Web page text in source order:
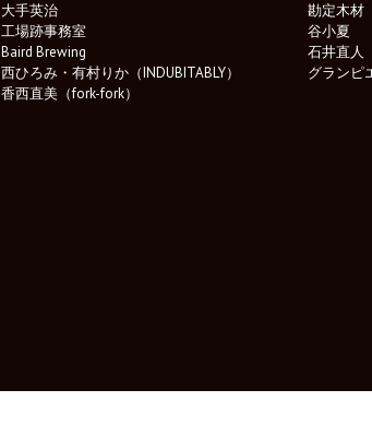
大手英治
勘定木材
工場跡事務室
谷小夏
Baird Brewing
石井直人
西ひろみ・有村りか（INDUBITABLY）
グランピ
香西直美（fork-fork）